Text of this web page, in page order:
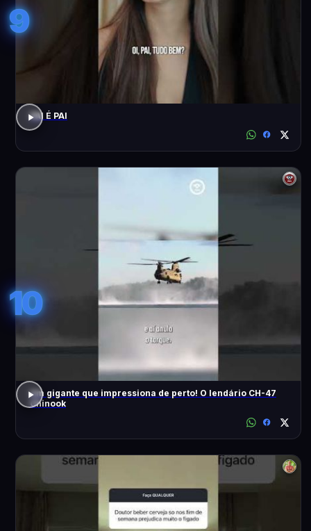
9
PAI É PAI
10
Um gigante que impressiona de perto! O lendário CH-47
Chinook